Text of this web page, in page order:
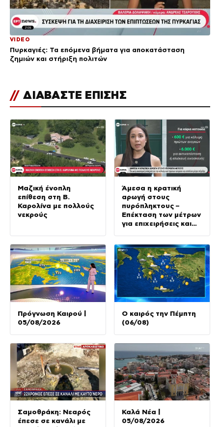
VIDEO
Πυρκαγιές: Τα επόμενα βήματα για αποκατάσταση
ζημιών και στήριξη πολιτών
// ΔΙΑΒΑΣΤΕ ΕΠΙΣΗΣ
Μαζική ένοπλη
επίθεση στη Β.
Καρολίνα με πολλούς
νεκρούς
Άμεσα η κρατική
αρωγή στους
πυρόπληκτους –
Επέκταση των μέτρων
για επιχειρήσεις και
Πρόγνωση Καιρού |
05/08/2026
Ο καιρός την Πέμπτη
(06/08)
Σαμοθράκη: Νεαρός
έπεσε σε κανάλι με
Καλά Νέα |
05/08/2026